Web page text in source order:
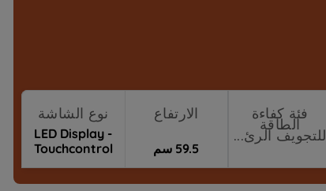
فئة كفاءة
الطاقة
للتجويف الرئ...
الارتفاع
59.5 سم
نوع الشاشة
LED Display -
Touchcontrol